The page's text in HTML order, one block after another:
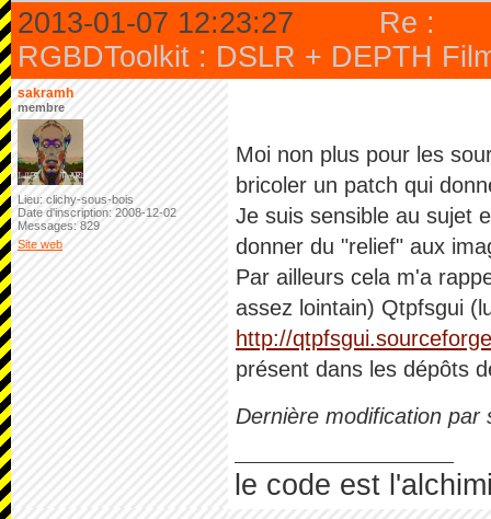
2013-01-07 12:23:27
Re :
RGBDToolkit : DSLR + DEPTH
sakramh
membre
Lieu: clichy-sous-bois
Date d'inscription: 2008-12-02
Messages: 829
Site web
Moi non plus pour les
bricoler un patch qui
Je suis sensible au sujet
donner du "relief" aux
Par ailleurs cela m'a
assez lointain) Qtpfsgui
http://
présent dans les dépôts
Dernière modification
le code est